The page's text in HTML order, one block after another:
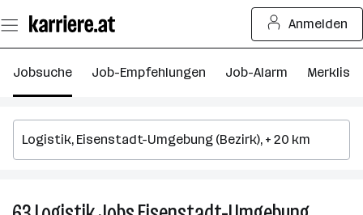
Seiteninhalt
springen
Anmelden
Jobsuche Job-Empfehlungen Job-Alarm Merkliste